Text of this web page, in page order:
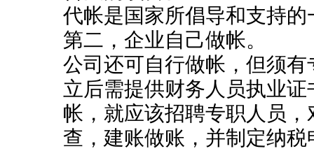
代帐是国家所倡导和支持
第二，企业自己做帐。
公司还可自行做帐，但须
立后需提供财务人员执业
帐，就应该招聘专职人员
查，建账做账，并制定纳